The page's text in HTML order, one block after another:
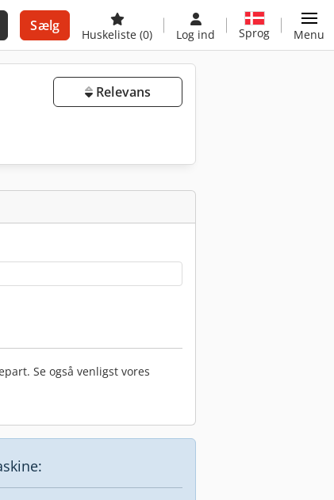
Sælg
Huskeliste (0) Log ind Sprog Menu
Relevans
Se også venligst vores